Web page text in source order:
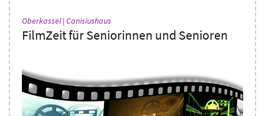
Oberkassel | Canisiushaus
FilmZeit für Seniorinnen und Senioren